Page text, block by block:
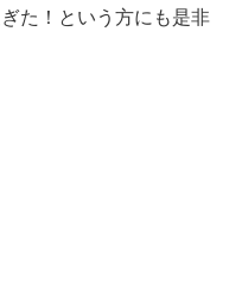
た！という方にも是非